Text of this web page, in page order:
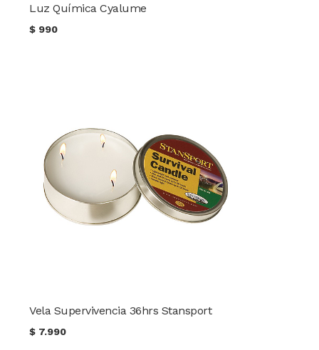
Luz Química Cyalume
$ 990
Vela Supervivencia 36hrs Stansport
$ 7.990